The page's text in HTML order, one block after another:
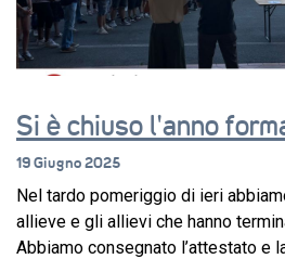
Si è chiuso l’anno
19 Giugno 2025
Nel tardo pomeriggio di ieri
allieve e gli allievi che hanno
Abbiamo consegnato l’attestato e